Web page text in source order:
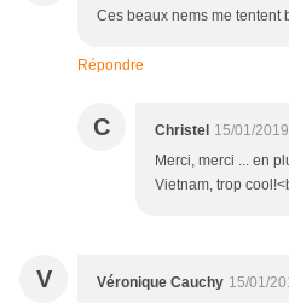
Ces beaux nems me tentent
Répondre
C Christel 15/01/
Merci, merci ... en
Vietnam, trop
V Véronique Cauchy 15/01/